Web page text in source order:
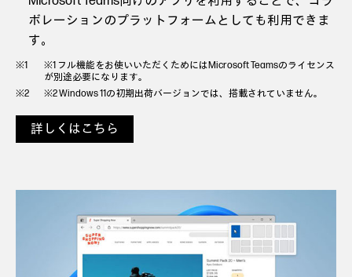
ボレーションのプラットフォームとしても利用できま
す。
※1 フル機能をお使いいただくためにはMicrosoft Teamsのライセンス
が別途必要になります。
※2 Windows 11の初期出荷バージョンでは、搭載されていません。
詳しくはこちら